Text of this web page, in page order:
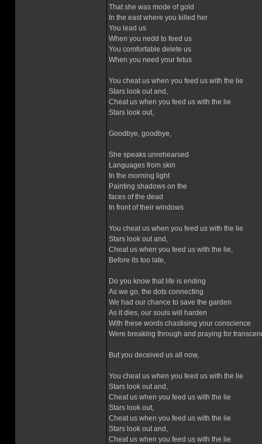
That she was mode of gold
In the east where you killed her
You lead us
When you nedd to feed us
You comfortable delete us
When you need your fetus
You cheat us when you feed us with the lie
Stars look out and,
Cheat us when you feed us with the lie
Stars look out,
Goodbye, goodbye,
She speaks unrehearsed
Languages from skin
In the morning light
Painting shadows on the
faces of the dead
In front of their windows
You cheat us when you feed us with the lie
Stars look out and,
Cheat us when you feed us with the lie,
Before its too late,
Do you know that life is ending
As we go, the dots connecting
We had our chance to save the garden
As it dies, our souls will harden
With these words chastising your conscience
Were breaking through and praying for
But you deceived us all now,
You cheat us when you feed us with the lie
Stars look out and,
Cheat us when you feed us with the lie
Stars look out,
Cheat us when you feed us with the lie
Stars look out and,
Cheat us when you feed us with the lie